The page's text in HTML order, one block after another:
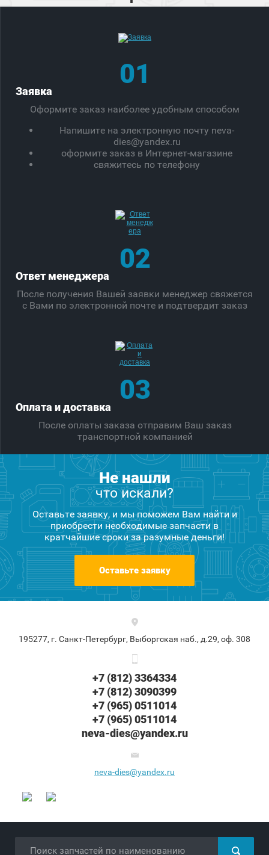
01
Заявка
Оформите заказ наиболее удобным способом
Напишите на электронную почту neva-
dies@yandex.ru
оформите заказ в Интернет-магазине
свяжитесь по телефону
02
Ответ менеджера
После получения Вашей заявки менеджер свяжется
с Вами по электронной почте и подтвердит заказ
03
Оплата и доставка
После оплаты заказа отправим Ваш заказ
транспортной компанией
Не нашли
что искали?
Оставьте заявку, и мы поможем Вам найти и
приобрести необходимые запчасти в
кратчайшие сроки за разумные деньги!
Оставьте заявку
195277, г. Санкт-Петербург, Выборгская наб., д.29, оф. 308
+7 (812) 3364334
+7 (812) 3090399
+7 (965) 0511014
+7 (965) 0511014
neva-dies@yandex.ru
neva-dies@yandex.ru